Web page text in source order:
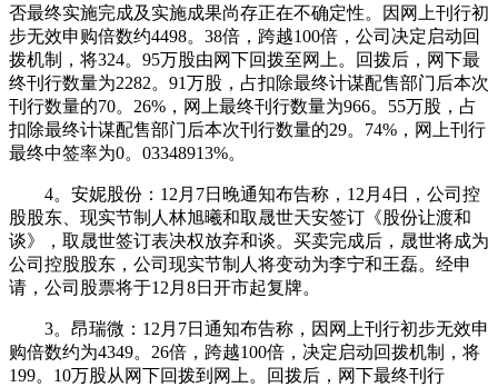
否最终实施完成及实施成果尚存正在不确定性。因网上刊行初
步无效申购倍数约4498。38倍，跨越100倍，公司决定启动回
拨机制，将324。95万股由网下回拨至网上。回拨后，网下最
终刊行数量为2282。91万股，占扣除最终计谋配售部门后本次
刊行数量的70。26%，网上最终刊行数量为966。55万股，占
扣除最终计谋配售部门后本次刊行数量的29。74%，网上刊行
最终中签率为0。03348913%。
4。安妮股份：12月7日晚通知布告称，12月4日，公司控
股股东、现实节制人林旭曦和取晟世天安签订《股份让渡和
谈》，取晟世签订表决权放弃和谈。买卖完成后，晟世将成为
公司控股股东，公司现实节制人将变动为李宁和王磊。经申
请，公司股票将于12月8日开市起复牌。
3。昂瑞微：12月7日通知布告称，因网上刊行初步无效申
购倍数约为4349。26倍，跨越100倍，决定启动回拨机制，将
199。10万股从网下回拨到网上。回拨后，网下最终刊行